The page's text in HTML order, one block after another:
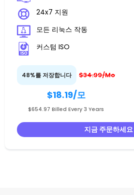
24x7 지원
모든 리눅스 작동
커스텀 ISO
48%를 저장합니다 $34.99/Mo
$18.19/모
$654.97 Billed Every 3 Years
지금 주문하세요